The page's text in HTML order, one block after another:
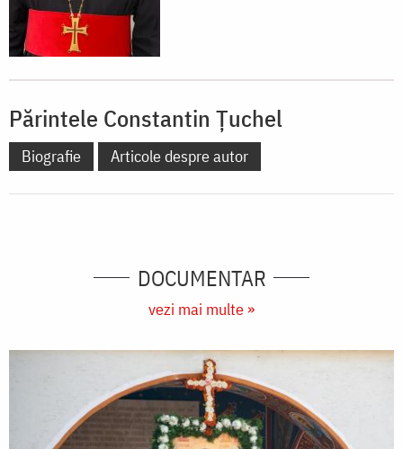
Părintele Constantin Țuchel
Biografie Articole despre autor
DOCUMENTAR
vezi mai multe »